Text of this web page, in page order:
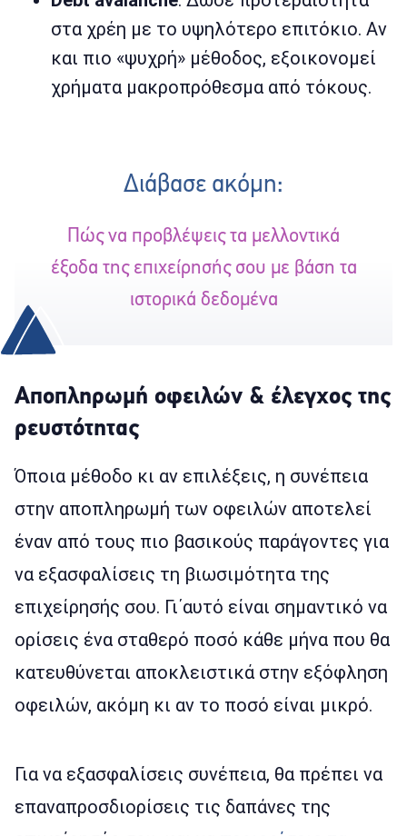
στα χρέη με το υψηλότερο επιτόκιο. Αν
και πιο «ψυχρή» μέθοδος, εξοικονομεί
χρήματα μακροπρόθεσμα από τόκους.
Διάβασε ακόμη:
Πώς να προβλέψεις τα μελλοντικά
έξοδα της επιχείρησής σου με βάση τα
ιστορικά δεδομένα
Αποπληρωμή οφειλών & έλεγχος της
ρευστότητας
Όποια μέθοδο κι αν επιλέξεις, η συνέπεια
στην αποπληρωμή των οφειλών αποτελεί
έναν από τους πιο βασικούς παράγοντες για
να εξασφαλίσεις τη βιωσιμότητα της
επιχείρησής σου. Γι΄αυτό είναι σημαντικό να
ορίσεις ένα σταθερό ποσό κάθε μήνα που θα
κατευθύνεται αποκλειστικά στην εξόφληση
οφειλών, ακόμη κι αν το ποσό είναι μικρό.
Για να εξασφαλίσεις συνέπεια, θα πρέπει να
επαναπροσδιορίσεις τις δαπάνες της